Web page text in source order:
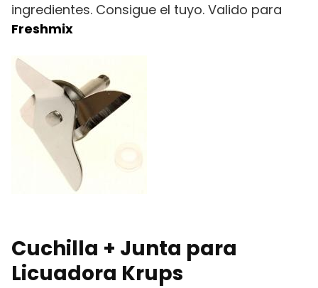
ingredientes. Consigue el tuyo. Valido para
Freshmix
Cuchilla + Junta para
Licuadora Krups